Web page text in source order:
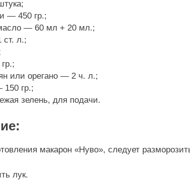
— 450 гр.;
— 60 мл + 20 мл.;
ст. л.;
или орегано — 2 ч. л.;
гр.;
зелень, для подачи.
макарон «Нуво», следует
лук.